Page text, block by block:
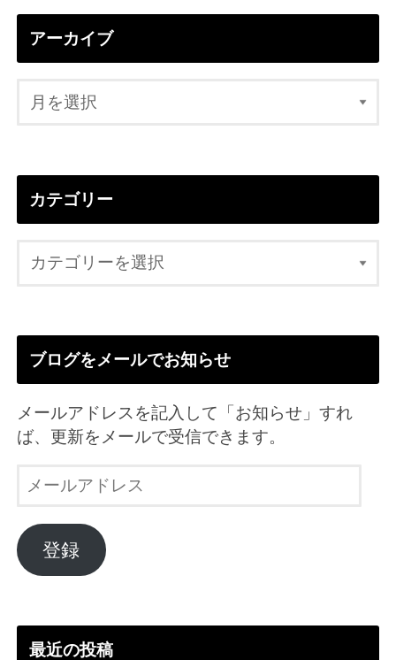
アーカイブ
カテゴリー
ブログをメールでお知らせ
メールアドレスを記入して「お知らせ」すれ
ば、更新をメールで受信できます。
ル
ア
ド
登録
最近の投稿